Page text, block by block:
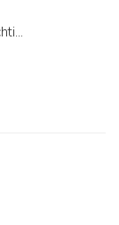
Parmigiano Reggiano: wie wählt man den richtigen aus